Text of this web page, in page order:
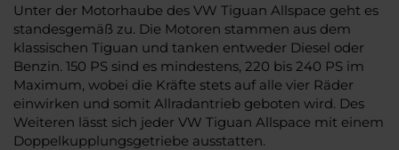
Unter der Motorhaube des VW Tiguan Allspace geht es
standesgemäß zu. Die Motoren stammen aus dem
klassischen Tiguan und tanken entweder Diesel oder
Benzin. 150 PS sind es mindestens, 220 bis 240 PS im
Maximum, wobei die Kräfte stets auf alle vier Räder
einwirken und somit Allradantrieb geboten wird. Des
Weiteren lässt sich jeder VW Tiguan Allspace mit einem
Doppelkupplungsgetriebe ausstatten.